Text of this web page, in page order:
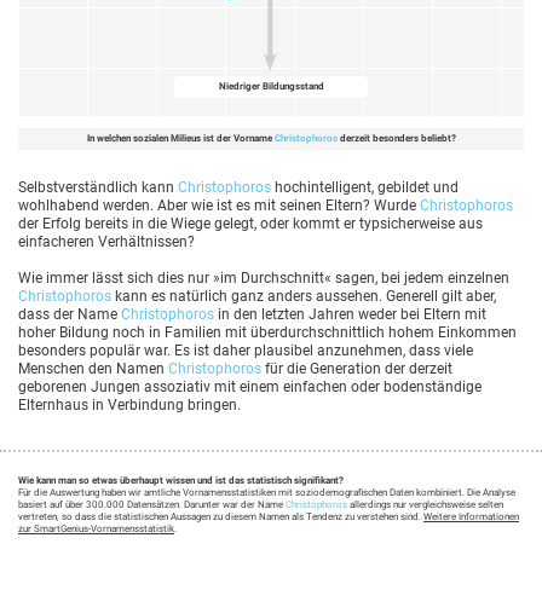
Niedriger Bildungsstand
In welchen sozialen Milieus ist der Vorname Christophorosderzeit besonders beliebt?
Selbstverständlich kann Christophoros hochintelligent, gebildet und
wohlhabend werden. Aber wie ist es mit seinen Eltern? Wurde Christophoros
der Erfolg bereits in die Wiege gelegt, oder kommt er typsicherweise aus
einfacheren Verhältnissen?
Wie immer lässt sich dies nur »im Durchschnitt« sagen, bei jedem einzelnen
Christophoros kann es natürlich ganz anders aussehen. Generell gilt aber,
dass der Name Christophoros in den letzten Jahren weder bei Eltern mit
hoher Bildung noch in Familien mit überdurchschnittlich hohem Einkommen
besonders populär war. Es ist daher plausibel anzunehmen, dass viele
Menschen den Namen Christophoros für die Generation der derzeit
geborenen Jungen assoziativ mit einem einfachen oder bodenständige
Elternhaus in Verbindung bringen.
Wie kann man so etwas überhaupt wissen und ist das statistisch signifikant?
Für die Auswertung haben wir amtliche Vornamensstatistiken mit soziodemografischen Daten kombiniert. Die Analyse
basiert auf über 300.000 Datensätzen. Darunter war der Name Christophoros allerdings nur vergleichsweise selten
vertreten, so dass die statistischen Aussagen zu diesem Namen als Tendenz zu verstehen sind. Weitere Informationen
zur SmartGenius-Vornamensstatistik.